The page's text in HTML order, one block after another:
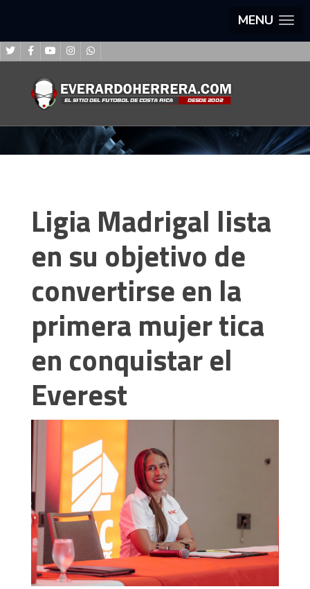
MENU
Ligia Madrigal lista
en su objetivo de
convertirse en la
primera mujer tica
en conquistar el
Everest